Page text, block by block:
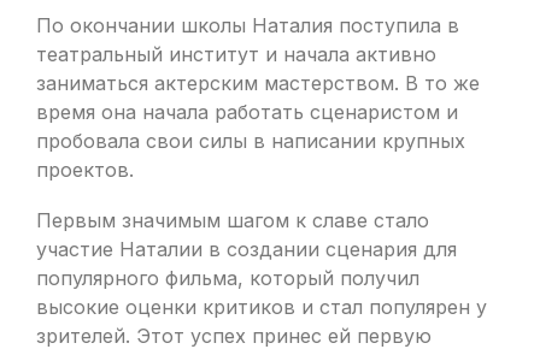
По окончании школы Наталия поступила в
театральный институт и начала активно
заниматься актерским мастерством. В то же
время она начала работать сценаристом и
пробовала свои силы в написании крупных
проектов.
Первым значимым шагом к славе стало
участие Наталии в создании сценария для
популярного фильма, который получил
высокие оценки критиков и стал популярен у
зрителей. Этот успех принес ей первую